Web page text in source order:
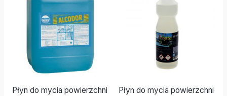
Płyn do mycia powierzchni
Płyn do mycia powierzchni